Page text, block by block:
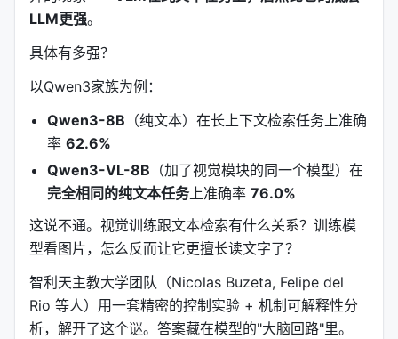
LLM更强。
具体有多强？
以Qwen3家族为例：
Qwen3-8B （纯文本）在长上下文检索任务上准确
率 62.6%
Qwen3-VL-8B （加了视觉模块的同一个模型）在
完全相同的纯文本任务上准确率 76.0%
这说不通。视觉训练跟文本检索有什么关系？训练模
型看图片，怎么反而让它更擅长读文字了？
智利天主教大学团队（Nicolas Buzeta, Felipe del
Rio 等人）用一套精密的控制实验 + 机制可解释性分
析，解开了这个谜。答案藏在模型的"大脑回路"里。